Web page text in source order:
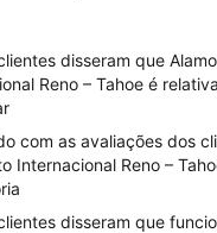
disseram que
Reno – Tahoe é
com as avaliações dos
Internacional Reno –
disseram que